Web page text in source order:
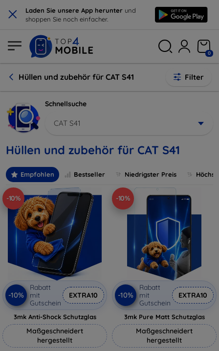
× Laden Sie unsere App herunter und
shoppen Sie noch einfacher.
0
Hüllen und zubehör für CAT S41 Filter
Schnellsuche
CAT S41
Hüllen und zubehör für CAT S41
Empfohlen Bestseller Niedrigster Preis
-10%
-10%
Rabatt
mit
Gutschein
EXTRA10
3mk Anti-Shock Schutzglas
Maßgeschneidert
hergestellt
-10%
-10%
Rabatt
mit
Gutschein
EXTRA10
3mk Pure Matt Schutzglas
Maßgeschneidert
hergestellt